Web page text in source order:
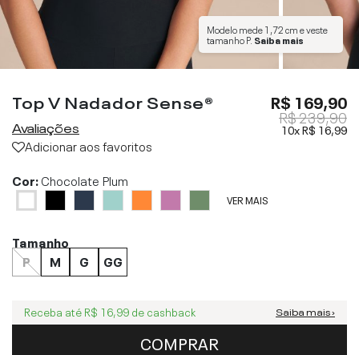
Modelo mede1,72 cme veste
tamanhoP. Saiba mais
Top V Nadador Sense®
Avaliações
Adicionar aos favoritos
R$ 169,90
R$ 239,90
10xR$ 16,99
Cor:Chocolate Plum
VER MAIS
Tamanho
P
M G GG
Receba até R$ 16,99 de cashback Saiba mais ›
COMPRAR